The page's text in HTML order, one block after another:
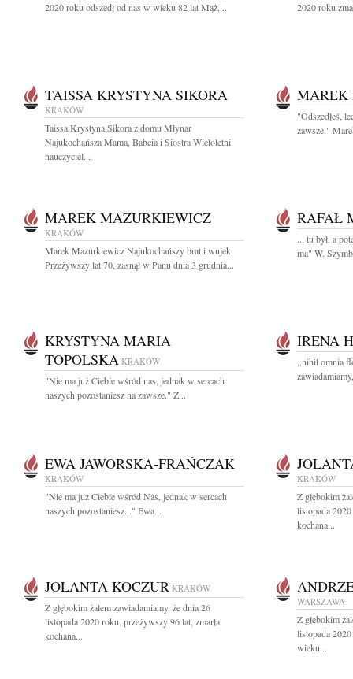
2020 roku odszedł od nas w wieku 82 lat Mąż,...
2020 roku
TAISSA KRYSTYNA SIKORA
KRAKÓW
Taissa Krystyna Sikora z domu Młynar
Najukochańsza Mama, Babcia i Siostra Wieloletni
nauczyciel...
MAREK
"Odszedłeś,
zawsze."
MAREK MAZURKIEWICZ
KRAKÓW
Marek Mazurkiewicz Najukochańszy brat i wujek
Przeżywszy lat 70, zasnął w Panu dnia 3 grudnia...
RAFAŁ
... tu był, a
ma" W.
KRYSTYNA MARIA
TOPOLSKA KRAKÓW
"Nie ma już Ciebie wśród nas, jednak w sercach
naszych pozostaniesz na zawsze." Z...
IRENA
,,nihil omnia
EWA JAWORSKA-FRAŃCZAK
KRAKÓW
"Nie ma już Ciebie wśród Nas, jednak w sercach
naszych pozostaniesz..." Ewa...
KRAKÓW
Z głębokim
listopada
kochana...
JOLANTA KOCZUR KRAKÓW
Z głębokim żalem zawiadamiamy, że dnia 26
listopada 2020 roku, przeżywszy 96 lat, zmarła
kochana...
WARSZAWA
Z głębokim
listopada
wieku...